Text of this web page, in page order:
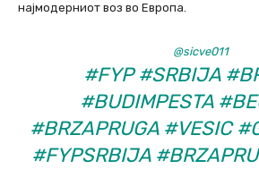
најмодерниот воз во Европа.
@sicve011
#FYP #SRBIJA
#BUDIMPESTA
#BRZAPRUGA #VESIC
#FYPSRBIJA